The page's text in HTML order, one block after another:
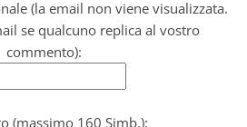
(la email non viene visualizzata.
se qualcuno replica al vostro
commento):
(massimo 160 Simb.):